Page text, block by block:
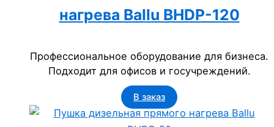
нагрева Ballu BHDP-120
Профессиональное оборудование для бизнеса.
Подходит для офисов и госучреждений.
В заказ